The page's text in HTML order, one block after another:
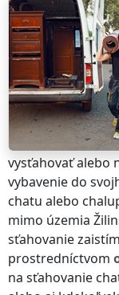
vysťahovať alebo
vybavenie do
chatu alebo
mimo územia
sťahovanie
prostredníctvom
na sťahovanie